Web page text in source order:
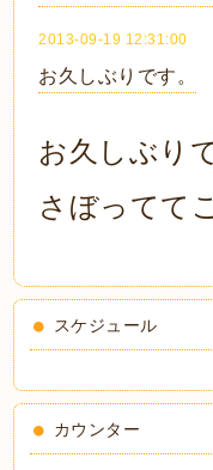
2013-09-19 12:31:00
お久しぶりです。
お久しぶり
さぼってて
スケジュール
カウンター